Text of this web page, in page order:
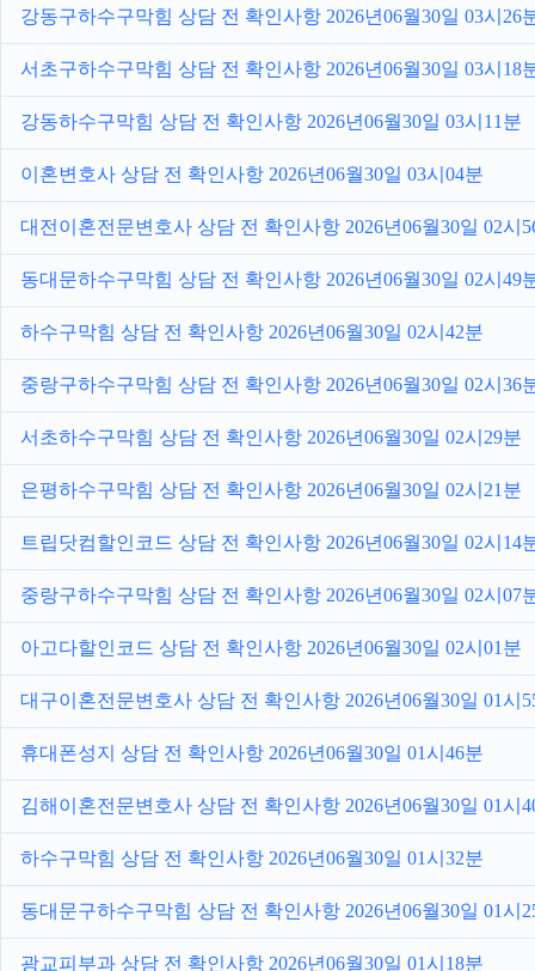
강동구하수구막힘 상담 전 확인사항 2026년06월30일 03시26
서초구하수구막힘 상담 전 확인사항 2026년06월30일 03시18
강동하수구막힘 상담 전 확인사항 2026년06월30일 03시11분
이혼변호사 상담 전 확인사항 2026년06월30일 03시04분
대전이혼전문변호사 상담 전 확인사항 2026년06월30일 02시
동대문하수구막힘 상담 전 확인사항 2026년06월30일 02시49
하수구막힘 상담 전 확인사항 2026년06월30일 02시42분
중랑구하수구막힘 상담 전 확인사항 2026년06월30일 02시36
서초하수구막힘 상담 전 확인사항 2026년06월30일 02시29분
은평하수구막힘 상담 전 확인사항 2026년06월30일 02시21분
트립닷컴할인코드 상담 전 확인사항 2026년06월30일 02시14
중랑구하수구막힘 상담 전 확인사항 2026년06월30일 02시07
아고다할인코드 상담 전 확인사항 2026년06월30일 02시01분
대구이혼전문변호사 상담 전 확인사항 2026년06월30일 01시
휴대폰성지 상담 전 확인사항 2026년06월30일 01시46분
김해이혼전문변호사 상담 전 확인사항 2026년06월30일 01시
하수구막힘 상담 전 확인사항 2026년06월30일 01시32분
동대문구하수구막힘 상담 전 확인사항 2026년06월30일 01시
광교피부과 상담 전 확인사항 2026년06월30일 01시18분